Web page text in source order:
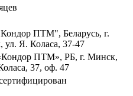
ПТМ", Беларусь, г.
ул. Я. Коласа, 37-47
ПТМ», РБ, г. Минск,
37, оф. 47